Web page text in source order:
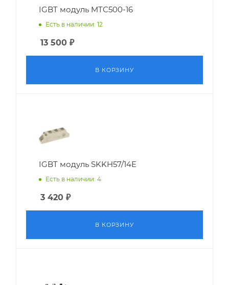
IGBT модуль MTC500-16
Есть в наличии: 12
13 500 ₽
В КОРЗИНУ
IGBT модуль SKKH57/14E
Есть в наличии: 4
3 420 ₽
В КОРЗИНУ